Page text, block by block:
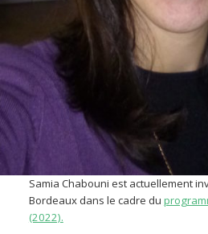
Samia Chabouni est actuellement
Bordeaux dans le cadre du
(2022).